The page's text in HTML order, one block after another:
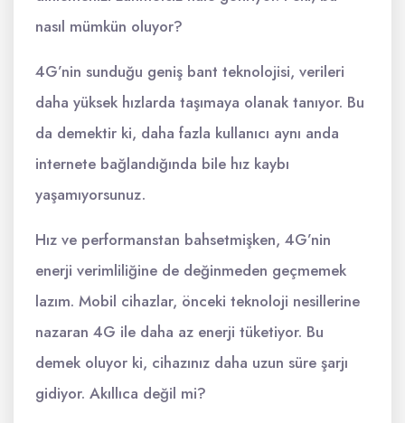
nasıl mümkün oluyor?
4G’nin sunduğu geniş bant teknolojisi, verileri
daha yüksek hızlarda taşımaya olanak tanıyor. Bu
da demektir ki, daha fazla kullanıcı aynı anda
internete bağlandığında bile hız kaybı
yaşamıyorsunuz.
Hız ve performanstan bahsetmişken, 4G’nin
enerji verimliliğine de değinmeden geçmemek
lazım. Mobil cihazlar, önceki teknoloji nesillerine
nazaran 4G ile daha az enerji tüketiyor. Bu
demek oluyor ki, cihazınız daha uzun süre şarjı
gidiyor. Akıllıca değil mi?